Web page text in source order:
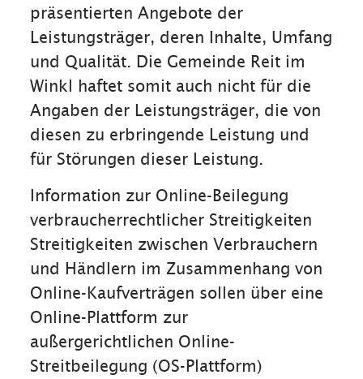
präsentierten Angebote der
Leistungsträger, deren Inhalte, Umfang
und Qualität. Die Gemeinde Reit im
Winkl haftet somit auch nicht für die
Angaben der Leistungsträger, die von
diesen zu erbringende Leistung und
für Störungen dieser Leistung.
Information zur Online-Beilegung
verbraucherrechtlicher Streitigkeiten
Streitigkeiten zwischen Verbrauchern
und Händlern im Zusammenhang von
Online-Kaufverträgen sollen über eine
Online-Plattform zur
außergerichtlichen Online-
Streitbeilegung (OS-Plattform)